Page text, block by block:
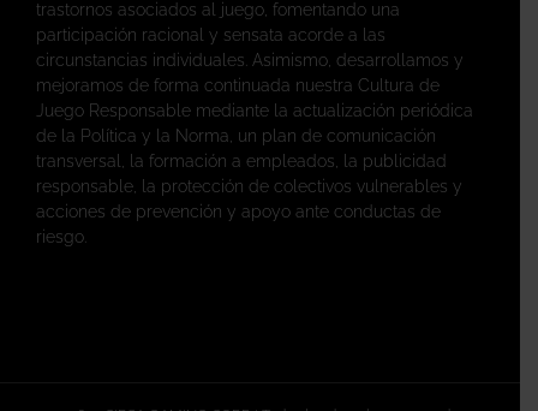
trastornos asociados al juego, fomentando una
participación racional y sensata acorde a las
circunstancias individuales. Asimismo, desarrollamos y
mejoramos de forma continuada nuestra Cultura de
Juego Responsable mediante la actualización periódica
de la Política y la Norma, un plan de comunicación
transversal, la formación a empleados, la publicidad
responsable, la protección de colectivos vulnerables y
acciones de prevención y apoyo ante conductas de
riesgo.